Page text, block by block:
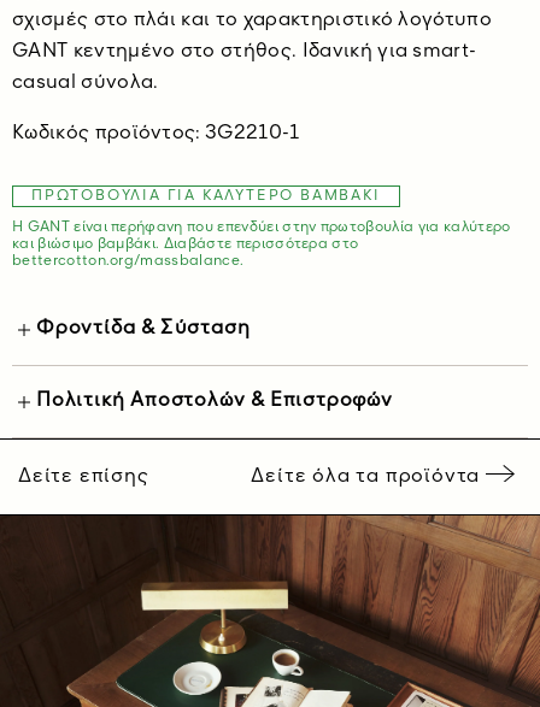
σχισμές στο πλάι και το χαρακτηριστικό λογότυπο
GANT κεντημένο στο στήθος. Ιδανική για smart-
casual σύνολα.
Κωδικός προϊόντος: 3G2210-1
ΠΡΩΤΟΒΟΥΛΊΑ ΓΙΑ ΚΑΛΎΤΕΡΟ ΒΑΜΒΆΚΙ
Η GANT είναι περήφανη που επενδύει στην πρωτοβουλία για καλύτερο
και βιώσιμο βαμβάκι. Διαβάστε περισσότερα στο
bettercotton.org/massbalance.
Φροντίδα & Σύσταση
Πολιτική Αποστολών & Επιστροφών
Δείτε επίσης Δείτε όλα τα προϊόντα